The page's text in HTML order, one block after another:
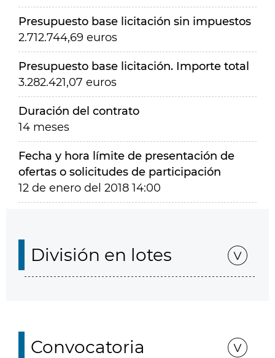
Presupuesto base licitación sin impuestos
2.712.744,69 euros
Presupuesto base licitación. Importe total
3.282.421,07 euros
Duración del contrato
14 meses
Fecha y hora límite de presentación de
ofertas o solicitudes de participación
12 de enero del 2018 14:00
División en lotes
Convocatoria